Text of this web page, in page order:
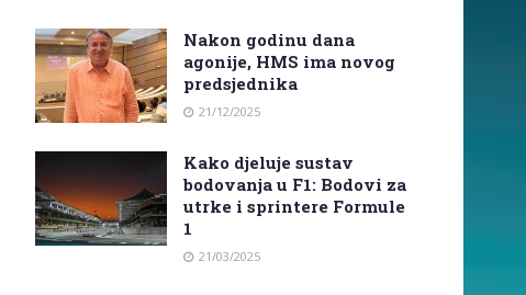
Nakon godinu dana
agonije, HMS ima novog
predsjednika
21/12/2025
Kako djeluje sustav
bodovanja u F1: Bodovi za
utrke i sprintere Formule
1
21/03/2025